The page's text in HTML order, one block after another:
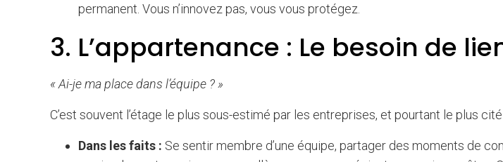
permanent. Vous n’innovez pas, vous vous protégez.
3. L’appartenance : Le besoin de
« Ai-je ma place dans l’équipe ? »
C’est souvent l’étage le plus sous-estimé par les entreprises, et pourtant le plus
Dans les faits : Se sentir membre d’une équipe, partager des moments de